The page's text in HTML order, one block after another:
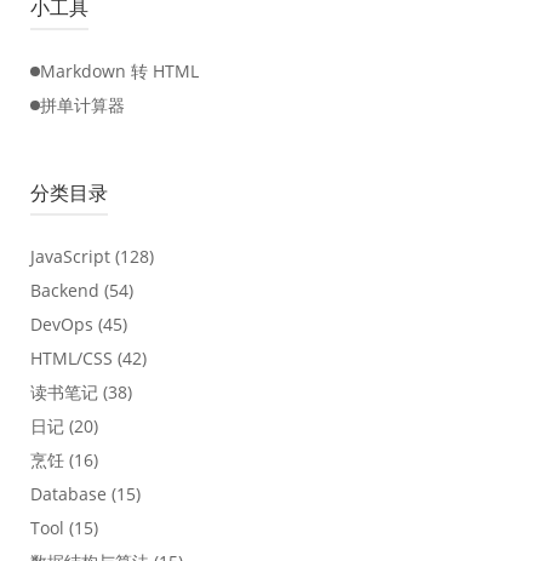
小工具
Markdown 转 HTML
拼单计算器
分类目录
JavaScript (128)
Backend (54)
DevOps (45)
HTML/CSS (42)
读书笔记 (38)
日记 (20)
烹饪 (16)
Database (15)
Tool (15)